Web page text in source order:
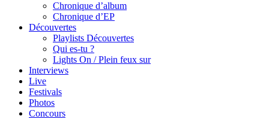
Chronique d’album
Chronique d’EP
Découvertes
Playlists Découvertes
Qui es-tu ?
Lights On / Plein feux sur
Interviews
Live
Festivals
Photos
Concours